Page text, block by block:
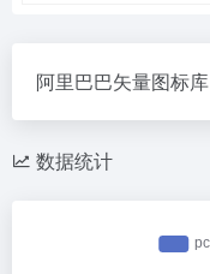
阿里巴巴矢量图标库
数据统计